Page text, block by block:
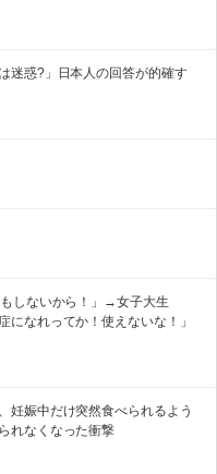
迷惑?」日本人の回答が的確す
しないから！」→女子大生
になれってか！使えないな！」
妊娠中だけ突然食べられるよう
れなくなった衝撃